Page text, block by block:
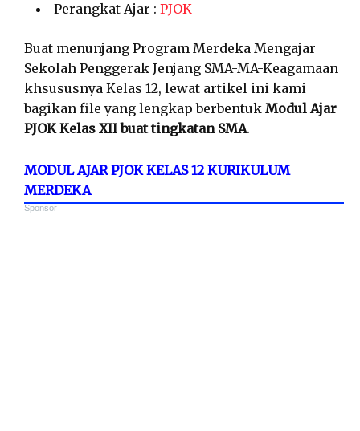
Perangkat Ajar : PJOK
Buat menunjang Program Merdeka Mengajar
Sekolah Penggerak Jenjang SMA-MA-Keagamaan
khsususnya Kelas 12, lewat artikel ini kami
bagikan file yang lengkap berbentuk Modul Ajar
PJOK Kelas XII buat tingkatan SMA.
MODUL AJAR PJOK KELAS 12 KURIKULUM
MERDEKA
Sponsor